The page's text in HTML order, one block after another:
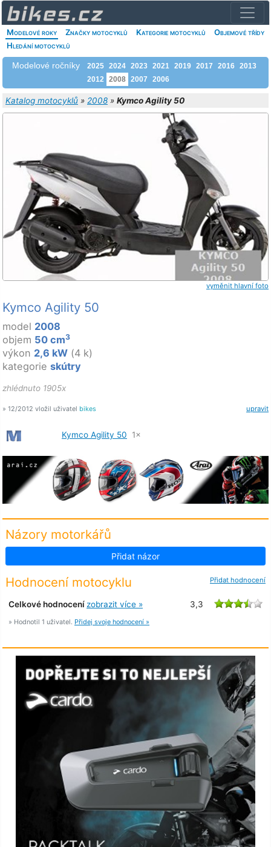
Modelové roky Značky motocyklů Kategorie motocyklů
Objemové třídy
Hledání motocyklů
Modelové ročníky 2025 2024 2023 2021 2019 2017 2016 2013
2012 2008 2007 2006
Katalog motocyklů » 2008 » Kymco Agility 50
vyměnit hlavní foto
Kymco Agility 50
model 2008
objem 50 cm3
výkon 2,6 kW (4 k)
kategorie skútry
zhlédnuto 1905x
upravit
» 12/2012 vložil uživatel bikes
Kymco Agility 50 1×
Názory motorkářů
Přidat názor
Přidat hodnocení
Hodnocení motocyklu
Celkové hodnocenízobrazit více » 3,3
» Hodnotil 1 uživatel. Přidej svoje hodnocení »